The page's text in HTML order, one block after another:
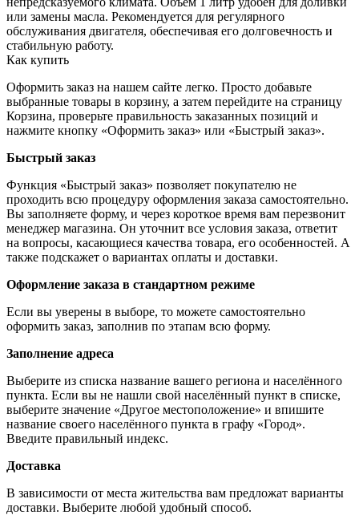
или замены масла. Рекомендуется для регулярного
обслуживания двигателя, обеспечивая его долговечность и
стабильную работу.
Как купить
Оформить заказ на нашем сайте легко. Просто добавьте
выбранные товары в корзину, а затем перейдите на страницу
Корзина, проверьте правильность заказанных позиций и
нажмите кнопку «Оформить заказ» или «Быстрый заказ».
Быстрый заказ
Функция «Быстрый заказ» позволяет покупателю не
проходить всю процедуру оформления заказа самостоятельно.
Вы заполняете форму, и через короткое время вам перезвонит
менеджер магазина. Он уточнит все условия заказа, ответит
на вопросы, касающиеся качества товара, его особенностей. А
также подскажет о вариантах оплаты и доставки.
Оформление заказа в стандартном режиме
Если вы уверены в выборе, то можете самостоятельно
оформить заказ, заполнив по этапам всю форму.
Заполнение адреса
Выберите из списка название вашего региона и населённого
пункта. Если вы не нашли свой населённый пункт в списке,
выберите значение «Другое местоположение» и впишите
название своего населённого пункта в графу «Город».
Введите правильный индекс.
Доставка
В зависимости от места жительства вам предложат варианты
доставки. Выберите любой удобный способ.